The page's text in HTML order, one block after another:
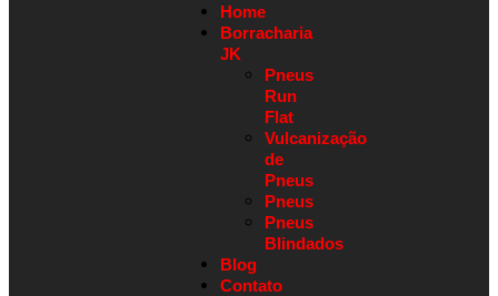
Home
Borracharia
JK
Pneus
Run
Flat
Vulcanização
de
Pneus
Pneus
Pneus
Blindados
Blog
Contato